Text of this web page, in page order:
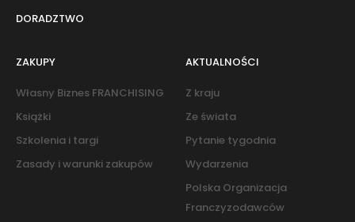
DORADZTWO
ZAKUPY
Własny Biznes FRANCHISING
Książki
Szkolenia i targi
Zasady i warunki zakupów
AKTUALNOŚCI
Z kraju
Ze świata
Pytanie tygodnia
Wydarzenia
Polska Organizacja
Franczyzodawców